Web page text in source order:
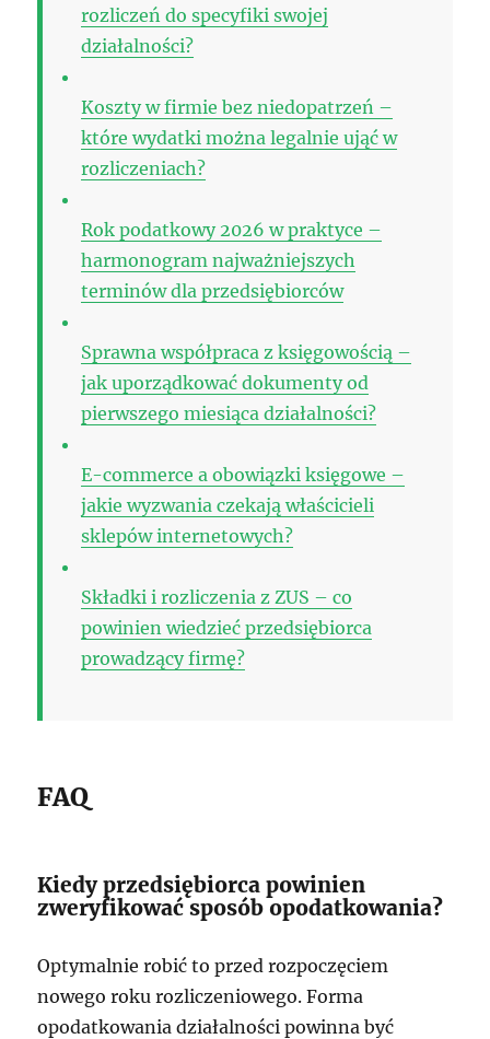
rozliczeń do specyfiki swojej
działalności?
Koszty w firmie bez niedopatrzeń –
które wydatki można legalnie ująć w
rozliczeniach?
Rok podatkowy 2026 w praktyce –
harmonogram najważniejszych
terminów dla przedsiębiorców
Sprawna współpraca z księgowością –
jak uporządkować dokumenty od
pierwszego miesiąca działalności?
E-commerce a obowiązki księgowe –
jakie wyzwania czekają właścicieli
sklepów internetowych?
Składki i rozliczenia z ZUS – co
powinien wiedzieć przedsiębiorca
prowadzący firmę?
FAQ
Kiedy przedsiębiorca powinien
zweryfikować sposób opodatkowania?
Optymalnie robić to przed rozpoczęciem
nowego roku rozliczeniowego. Forma
opodatkowania działalności powinna być